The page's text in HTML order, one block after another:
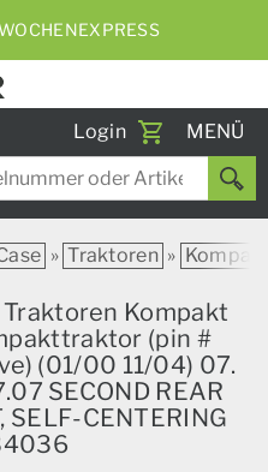
Login
Toggle
MENÜ
» Traktoren »
Kompakt
(pin #
(01/00 11/04) 07.
SECOND REAR
SELF-CENTERING